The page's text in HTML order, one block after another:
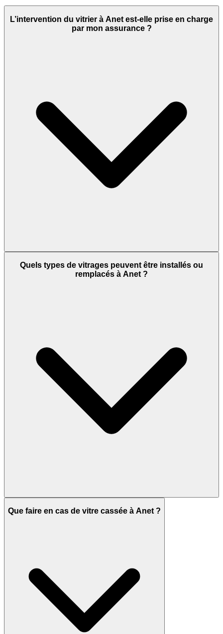
L’intervention du vitrier à Anet est-elle prise en charge
par mon assurance ?
Quels types de vitrages peuvent être installés ou
remplacés à Anet ?
Que faire en cas de vitre cassée à Anet ?